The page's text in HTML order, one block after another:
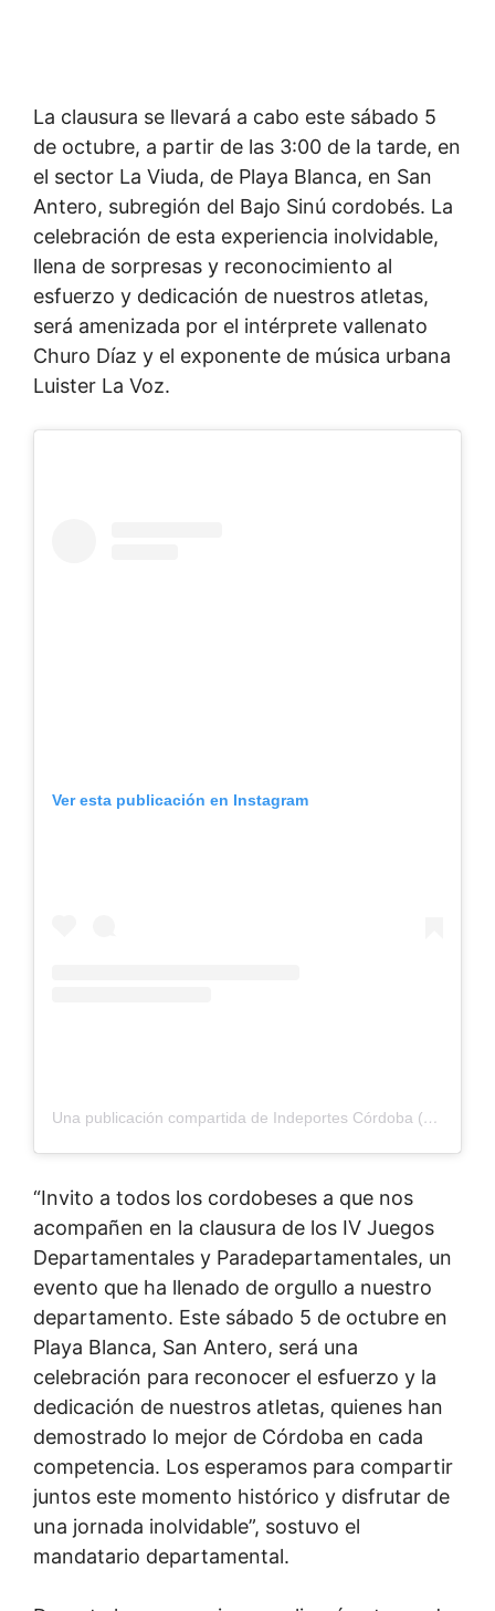
La clausura se llevará a cabo este sábado 5
de octubre, a partir de las 3:00 de la tarde, en
el sector La Viuda, de Playa Blanca, en San
Antero, subregión del Bajo Sinú cordobés. La
celebración de esta experiencia inolvidable,
llena de sorpresas y reconocimiento al
esfuerzo y dedicación de nuestros atletas,
será amenizada por el intérprete vallenato
Churo Díaz y el exponente de música urbana
Luister La Voz.
Ver esta publicación en Instagram
Una publicación compartida de Indeportes Córdoba (@indeportescordoba)
“Invito a todos los cordobeses a que nos
acompañen en la clausura de los IV Juegos
Departamentales y Paradepartamentales, un
evento que ha llenado de orgullo a nuestro
departamento. Este sábado 5 de octubre en
Playa Blanca, San Antero, será una
celebración para reconocer el esfuerzo y la
dedicación de nuestros atletas, quienes han
demostrado lo mejor de Córdoba en cada
competencia. Los esperamos para compartir
juntos este momento histórico y disfrutar de
una jornada inolvidable”, sostuvo el
mandatario departamental.